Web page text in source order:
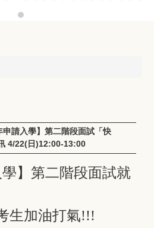
申請入學】第二階段面試「快
4/22(日)12:00-13:00
學】第二階段面試就
生加油打氣!!!